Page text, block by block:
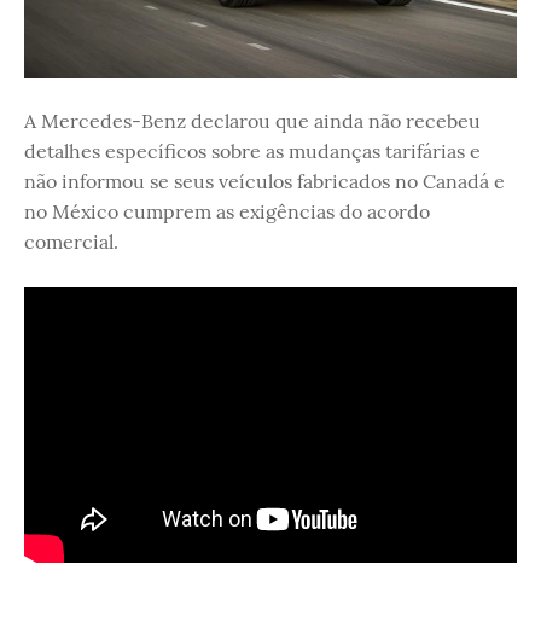
A Mercedes-Benz declarou que ainda não recebeu
detalhes específicos sobre as mudanças tarifárias e
não informou se seus veículos fabricados no Canadá e
no México cumprem as exigências do acordo
comercial.